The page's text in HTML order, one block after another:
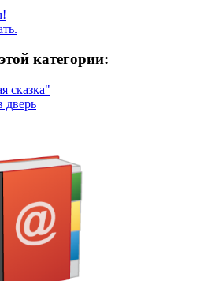
категории:
сказка"
дверь